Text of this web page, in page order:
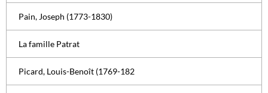
Pain, Joseph (1773-1830)
La famille Patrat
Picard, Louis-Benoît (1769-182